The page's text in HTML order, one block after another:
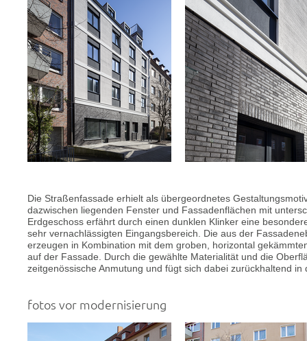
Die Straßenfassade erhielt als übergeordnetes
dazwischen liegenden Fenster und Fassadenflächen mit
Erdgeschoss erfährt durch einen dunklen Klinker eine
sehr vernachlässigten Eingangsbereich. Die aus der
erzeugen in Kombination mit dem groben, horizontal
auf der Fassade. Durch die gewählte Materialität und die
zeitgenössische Anmutung und fügt sich dabei zurückhaltend
fotos vor modernisierung